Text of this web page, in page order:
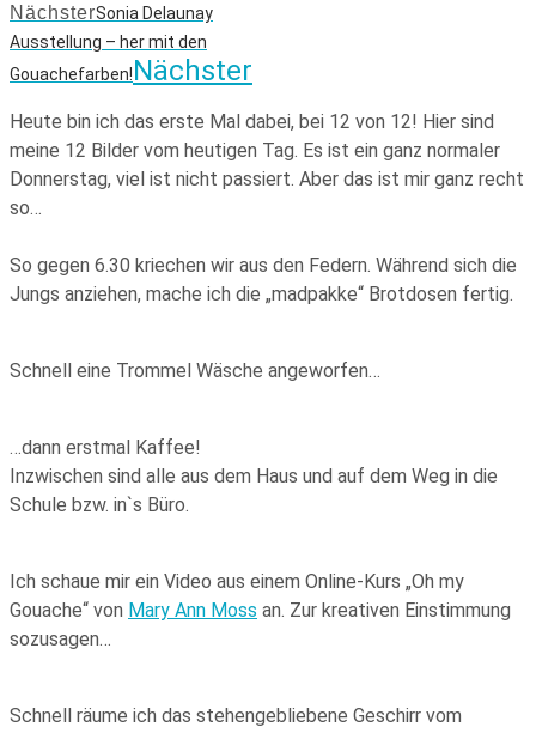
NächsterSonia Delaunay
Ausstellung – her mit den
Gouachefarben!Nächster
Heute bin ich das erste Mal dabei, bei 12 von 12! Hier sind
meine 12 Bilder vom heutigen Tag. Es ist ein ganz normaler
Donnerstag, viel ist nicht passiert. Aber das ist mir ganz recht
so…
So gegen 6.30 kriechen wir aus den Federn. Während sich die
Jungs anziehen, mache ich die „madpakke“ Brotdosen fertig.
Schnell eine Trommel Wäsche angeworfen…
…dann erstmal Kaffee!
Inzwischen sind alle aus dem Haus und auf dem Weg in die
Schule bzw. in`s Büro.
Ich schaue mir ein Video aus einem Online-Kurs „Oh my
Gouache“ von Mary Ann Moss an. Zur kreativen Einstimmung
sozusagen…
Schnell räume ich das stehengebliebene Geschirr vom